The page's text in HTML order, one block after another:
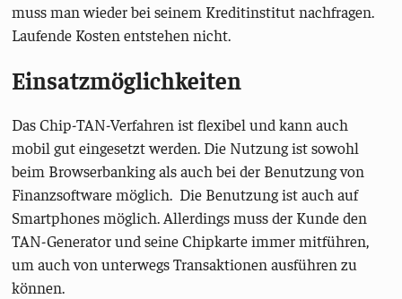
muss man wieder bei seinem Kreditinstitut nachfragen.
Laufende Kosten entstehen nicht.
Einsatzmöglichkeiten
Das Chip-TAN-Verfahren ist flexibel und kann auch
mobil gut eingesetzt werden. Die Nutzung ist sowohl
beim Browserbanking als auch bei der Benutzung von
Finanzsoftware möglich. Die Benutzung ist auch auf
Smartphones möglich. Allerdings muss der Kunde den
TAN-Generator und seine Chipkarte immer mitführen,
um auch von unterwegs Transaktionen ausführen zu
können.